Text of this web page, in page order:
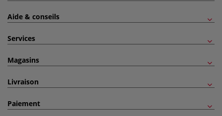
Aide & conseils
Services
Magasins
Livraison
Paiement